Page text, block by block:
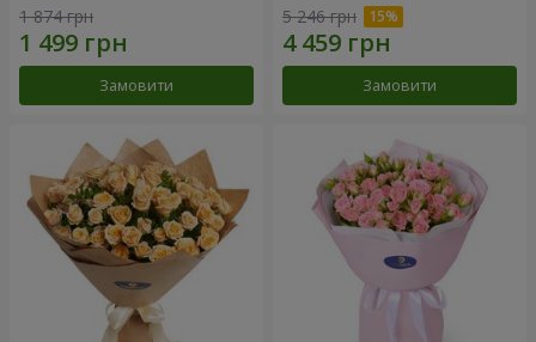
1 874 грн
Замовити
5 246 грн
Замовити